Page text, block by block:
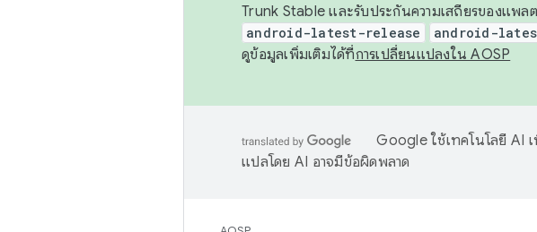
Trunk Stable และรับประกันความเสถียรของแพล
android-latest-release android-
ดูข้อมูลเพิ่มเติมได้ที่การเปลี่ยนแปลงใน AOSP
Google ใช้เทคโนโลยี AI
แปลโดย AI อาจมีข้อผิดพลาด